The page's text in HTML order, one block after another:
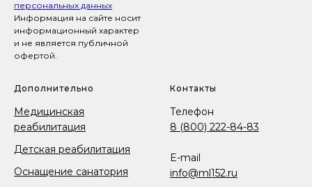
персональных данных
Информация на сайте носит
информационный характер
и не является публичной
офертой.
Дополнительно
Медицинская
реабилитация
Детская реабилитация
Оснащение санатория
Контакты
Телефон
8 (800) 222-84-83
E-mail
info@ml152.ru